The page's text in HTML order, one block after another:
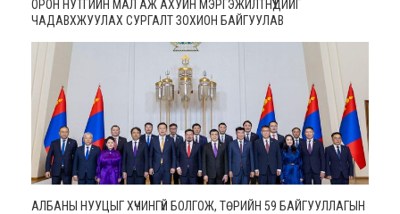
ОРОН НУТГИЙН МАЛ АЖ АХУЙН МЭРГЭЖИЛТНҮҮДИЙГ
ЧАДАВХЖУУЛАХ СУРГАЛТ ЗОХИОН БАЙГУУЛАВ
АЛБАНЫ НУУЦЫГ ХҮЧИНГҮЙ БОЛГОЖ, ТӨРИЙН 59 БАЙГУУЛЛАГЫН